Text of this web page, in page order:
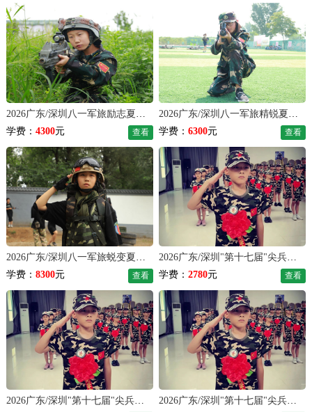
学费： 4300元 查看
学费：6300元 查看
学费： 8300元 查看
学费：2780元 查看
2026广东/深圳"第十七届"尖兵吃苦磨炼夏令营（14天）
2026广东/深圳"第十七届"尖兵习惯养成夏令营（21天）